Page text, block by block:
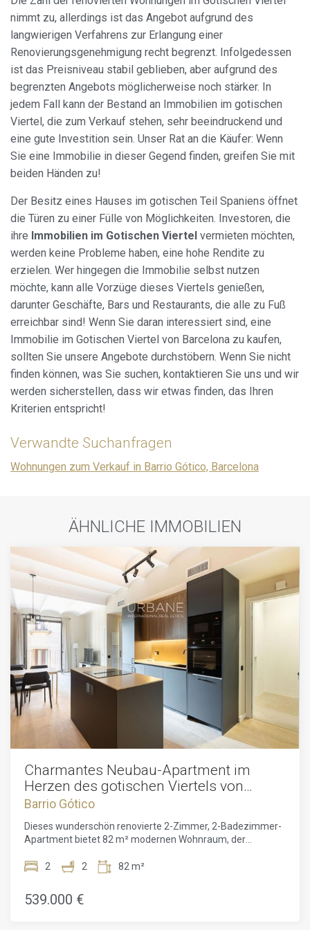
nimmt zu, allerdings ist das Angebot aufgrund des
langwierigen Verfahrens zur Erlangung einer
Renovierungsgenehmigung recht begrenzt. Infolgedessen
ist das Preisniveau stabil geblieben, aber aufgrund des
begrenzten Angebots möglicherweise noch stärker. In
jedem Fall kann der Bestand an Immobilien im gotischen
Viertel, die zum Verkauf stehen, sehr beeindruckend und
eine gute Investition sein. Unser Rat an die Käufer: Wenn
Sie eine Immobilie in dieser Gegend finden, greifen Sie mit
beiden Händen zu!
Der Besitz eines Hauses im gotischen Teil Spaniens öffnet
die Türen zu einer Fülle von Möglichkeiten. Investoren, die
ihre Immobilien im Gotischen Viertel vermieten möchten,
werden keine Probleme haben, eine hohe Rendite zu
erzielen. Wer hingegen die Immobilie selbst nutzen
möchte, kann alle Vorzüge dieses Viertels genießen,
darunter Geschäfte, Bars und Restaurants, die alle zu Fuß
erreichbar sind! Wenn Sie daran interessiert sind, eine
Immobilie im Gotischen Viertel von Barcelona zu kaufen,
sollten Sie unsere Angebote durchstöbern. Wenn Sie nicht
finden können, was Sie suchen, kontaktieren Sie uns und wir
werden sicherstellen, dass wir etwas finden, das Ihren
Kriterien entspricht!
Verwandte Suchanfragen
Wohnungen zum Verkauf in Barrio Gótico, Barcelona
ÄHNLICHE IMMOBILIEN
Charmantes Neubau-Apartment im
Herzen des gotischen Viertels von
Barcelona
Barrio Gótico
Dieses wunderschön renovierte 2-Zimmer, 2-Badezimmer-
Apartment bietet 82 m² modernen Wohnraum, der
Details verbindet. Es befindet sich im begehrten Gotischen
hochwertige Ausstattungen und eine offene
Raumaufteilung, die perfekt für modernes Wohnen
2 2 82 m²
539.000 €